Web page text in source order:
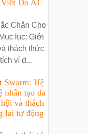
Do AI
Chắn Cho
lục: Giới
thách thức
ví d...
Swarm: Hệ
nhân tạo đa
và thách
lai tự động